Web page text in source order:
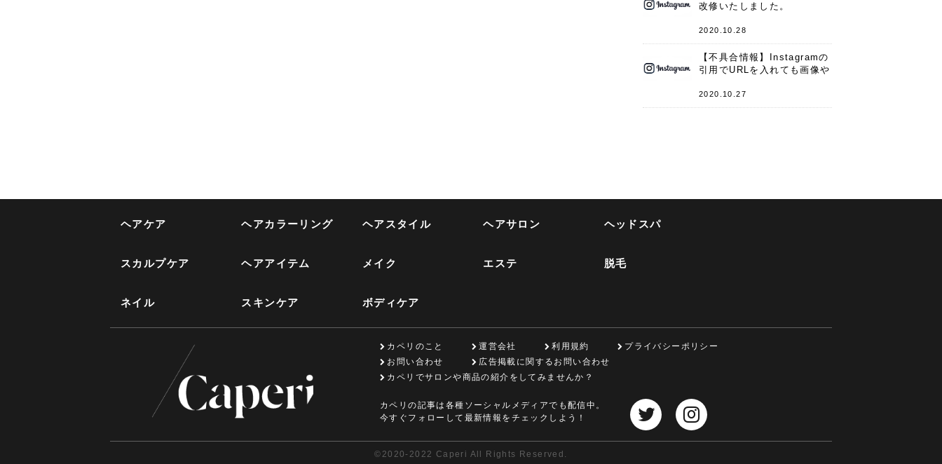
改修いたしました。
2020.10.28
【不具合情報】Instagramの
引用でURLを入れても画像や
件
2020.10.27
ヘアケア ヘアカラーリング ヘアスタイル ヘアサロン ヘッドスパ
スカルプケア ヘアアイテム メイク エステ 脱毛
ネイル スキンケア ボディケア
カペリのこと 運営会社 利用規約
プライバシーポリシー
お問い合わせ
広告掲載に関するお問い合わせ
カペリでサロンや商品の紹介をしてみませんか？
カペリの記事は各種ソーシャルメディアでも配信中。
今すぐフォローして最新情報をチェックしよう！
©2020-2022 Caperi All Rights Reserved.